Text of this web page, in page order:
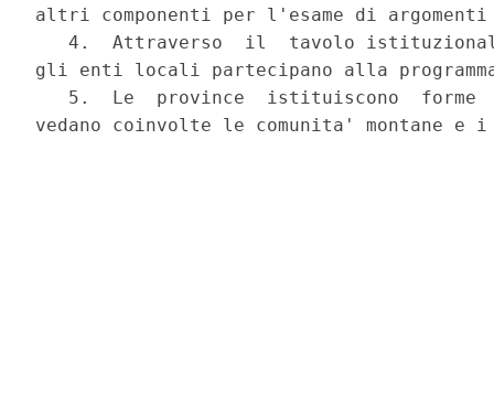
altri componenti per l'esame di
4.  Attraverso  il  tavolo
gli enti locali partecipano alla
5.  Le  province  istituiscono  forme